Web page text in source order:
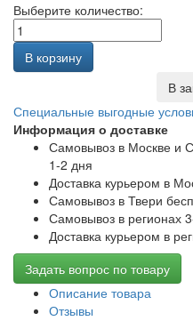
Выберите количество:
В корзину
В
Специальные выгодные
Информация о доставке
Самовывоз в Москве и
1-2 дня
Доставка курьером в
Самовывоз в Твери
Самовывоз в регионах
Доставка курьером в
Задать вопрос по товару
Описание товара
Отзывы